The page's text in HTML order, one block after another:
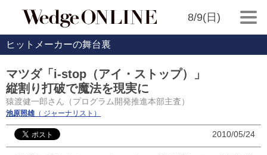
8/9(日)
ヒットメーカーの舞台裏
マツダ「i-stop（アイ・ストップ）」
縦割り打破で魔法を現実に
猿渡健一郎さん（プログラム開発推進本部主査）
池原照雄（ ジャーナリスト）
2010/05/24